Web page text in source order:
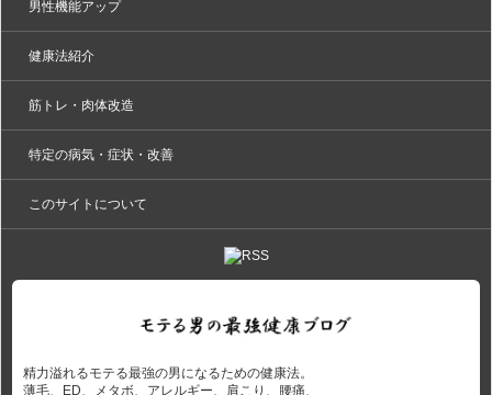
男性機能アップ
健康法紹介
筋トレ・肉体改造
特定の病気・症状・改善
このサイトについて
精力溢れるモテる最強の男になるための健康法。
薄毛、ED、メタボ、アレルギー、肩こり、腰痛、